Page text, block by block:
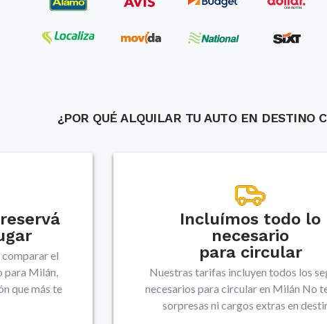
¿POR QUÉ ALQUILAR TU AUTO EN DESTINO
el
para Milán,
que más te
Incluímos todo lo
necesario
para circular
Nuestras tarifas incluyen todos los
necesarios para circular en Milán No
sorpresas ni cargos extras en